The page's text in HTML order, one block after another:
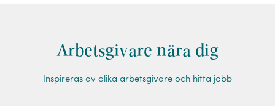
Arbetsgivare nära dig
Inspireras av olika arbetsgivare och hitta jobb